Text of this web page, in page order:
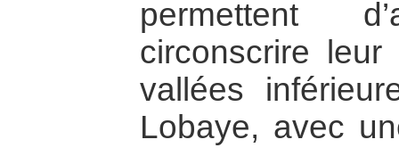
permettent
circonscrire leur
vallées
Lobaye, avec